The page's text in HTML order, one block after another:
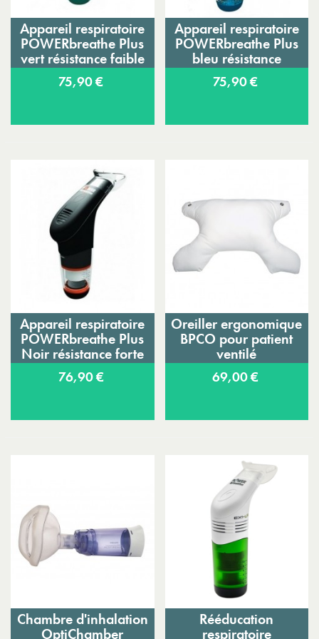
Appareil respiratoire
POWERbreathe Plus
vert résistance faible
75,90 €
Appareil respiratoire
POWERbreathe Plus
bleu résistance
moyenne
75,90 €
Appareil respiratoire
POWERbreathe Plus
Noir résistance forte
76,90 €
Oreiller ergonomique
BPCO pour patient
ventilé
69,00 €
Chambre d'inhalation
OptiChamber
Rééducation
respiratoire